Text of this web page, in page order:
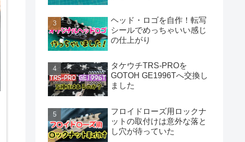
ヘッド・ロゴを自作！転写
シールでめっちゃいい感じ
の仕上がり
タケウチTRS-PROを
GOTOH GE1996Tへ交換し
ました
フロイドローズ用ロックナ
ットの取付けは意外な落と
し穴が待っていた